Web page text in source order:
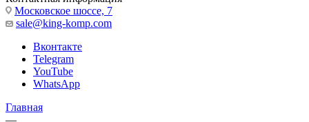
Московское шоссе, 7
sale@king-komp.com
Вконтакте
Telegram
YouTube
WhatsApp
Главная
—